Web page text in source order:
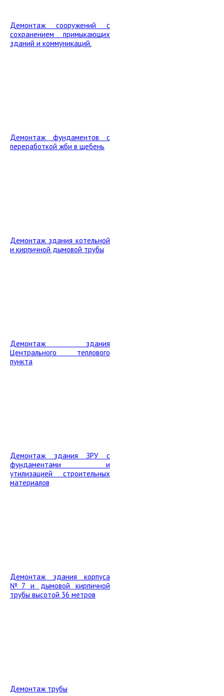
Демонтаж сооружений с
сохранением примыкающих
зданий и коммуникаций.
Демонтаж фундаментов с
переработкой жби в щебень
Демонтаж здания котельной
и кирпичной дымовой трубы
Демонтаж здания
Центрального теплового
пункта
Демонтаж здания ЗРУ с
фундаментами и
утилизацией строительных
материалов
Демонтаж здания корпуса
№7 и дымовой кирпичной
трубы высотой 36 метров
Демонтаж трубы